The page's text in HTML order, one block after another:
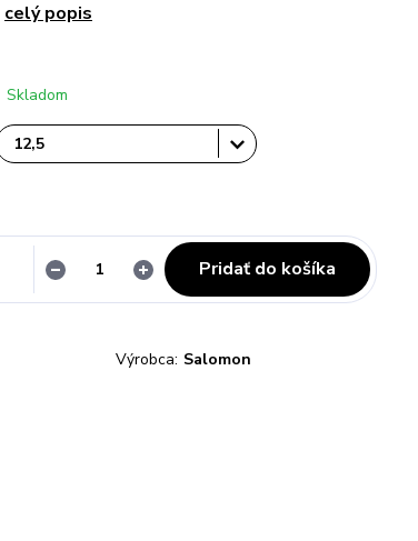
celý popis
Skladom
Pridať do košíka
Výrobca: Salomon